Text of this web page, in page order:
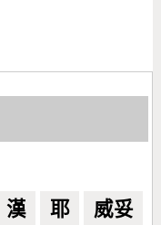
漢 耶 威妥